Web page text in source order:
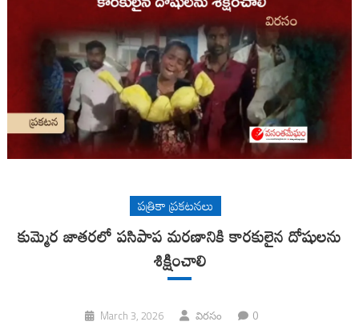
పత్రికా ప్రకటనలు
కుమ్మెర జాతరలో పసిపాప మరణానికి కారకులైన దోషులను
శిక్షించాలి
March 3, 2026 విరసం 0